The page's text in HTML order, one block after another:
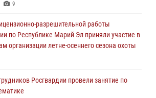
9
разрешительной работы
по Республике Марий Эл приняли участие в
организации летне-осеннего сезона охоты
Росгвардии провели занятие по